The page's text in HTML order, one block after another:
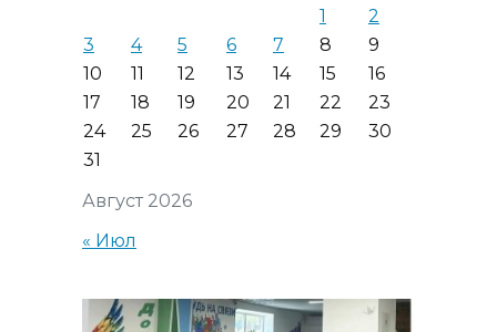
Август 2026
1
2
3
4 5 6 7 8
9
10
11 12 13 14 15
16
17
18 19 20 21 22
23
24
25 26 27 28 29
30
31
« Июл